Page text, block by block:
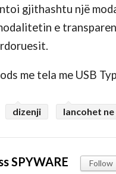
gjithashtu një
e
me tela me USB
dizenji lancohet ne
SPYWARE Follow